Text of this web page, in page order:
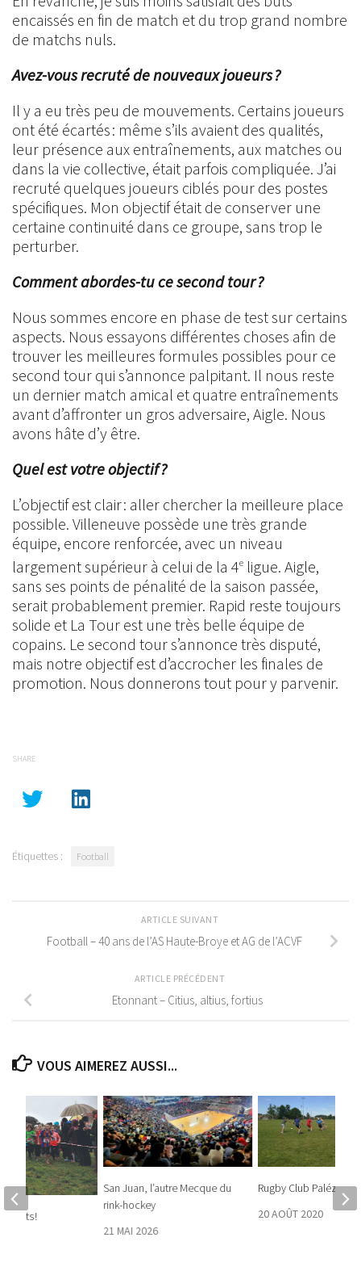
encaissés en fin de match et du trop grand nombre
de matchs nuls.
Avez-vous recruté de nouveaux joueurs ?
Il y a eu très peu de mouvements. Certains joueurs
ont été écartés : même s’ils avaient des qualités,
leur présence aux entraînements, aux matches ou
dans la vie collective, était parfois compliquée. J’ai
recruté quelques joueurs ciblés pour des postes
spécifiques. Mon objectif était de conserver une
certaine continuité dans ce groupe, sans trop le
perturber.
Comment abordes-tu ce second tour ?
Nous sommes encore en phase de test sur certains
aspects. Nous essayons différentes choses afin de
trouver les meilleures formules possibles pour ce
second tour qui s’annonce palpitant. Il nous reste
un dernier match amical et quatre entraînements
avant d’affronter un gros adversaire, Aigle. Nous
avons hâte d’y être.
Quel est votre objectif ?
L’objectif est clair : aller chercher la meilleure place
possible. Villeneuve possède une très grande
équipe, encore renforcée, avec un niveau
largement supérieur à celui de la 4e ligue. Aigle,
sans ses points de pénalité de la saison passée,
serait probablement premier. Rapid reste toujours
solide et La Tour est une très belle équipe de
copains. Le second tour s’annonce très disputé,
mais notre objectif est d’accrocher les finales de
promotion. Nous donnerons tout pour y parvenir.
SHARE
Étiquettes : Football
ARTICLE SUIVANT
Football – 40 ans de l’AS Haute-Broye et AG de l’ACVF
ARTICLE PRÉCÉDENT
Etonnant – Citius, altius, fortius
VOUS AIMEREZ AUSSI...
San Juan, l’autre Mecque du
rink-hockey
21 MAI 2026
Rugby Club Palézieux
20 AOÛT 2020
!